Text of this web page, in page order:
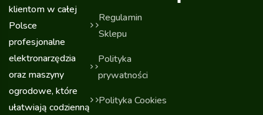
klientom w całej
Polsce
profesjonalne
elektronarzędzia
oraz maszyny
ogrodowe, które
ułatwiają codzienną
Regulamin
Sklepu
Polityka
prywatności
Polityka Cookies